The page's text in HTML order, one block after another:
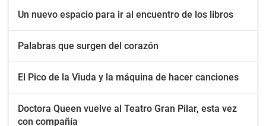
Un nuevo espacio para ir al encuentro de los libros
Palabras que surgen del corazón
El Pico de la Viuda y la máquina de hacer canciones
Doctora Queen vuelve al Teatro Gran Pilar, esta vez
con compañía